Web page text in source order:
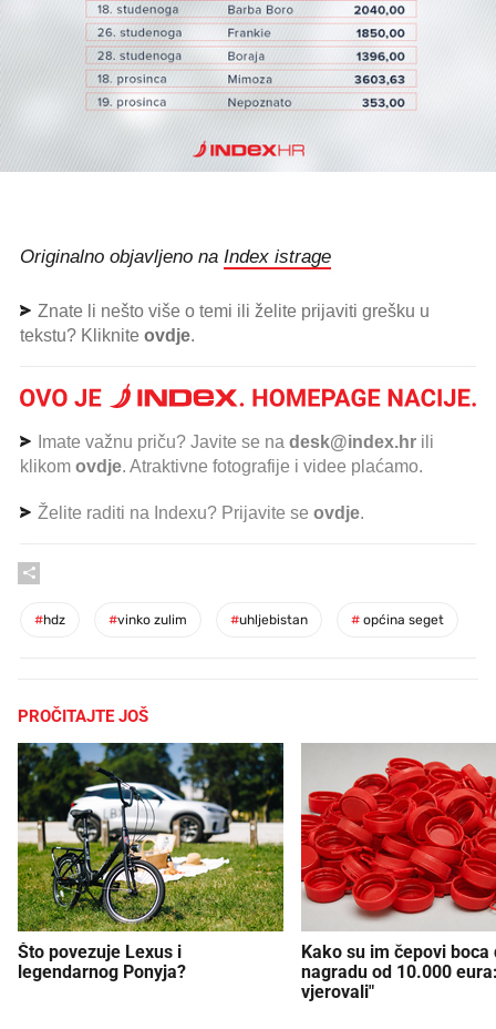
Originalno objavljeno na Index istrage
Znate li nešto više o temi ili želite prijaviti grešku u
tekstu? Kliknite ovdje.
Imate važnu priču? Javite se na desk@index.hr ili
klikom ovdje. Atraktivne fotografije i videe plaćamo.
Želite raditi na Indexu? Prijavite se ovdje.
#hdz #vinko zulim #uhljebistan # općina seget
PROČITAJTE JOŠ
Što povezuje Lexus i
legendarnog Ponyja?
Kako su im čepovi boca
nagradu od 10.000
vjerovali"